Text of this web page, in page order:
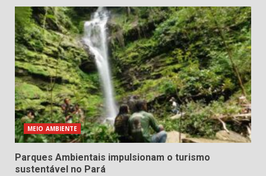
MEIO AMBIENTE
Parques Ambientais impulsionam o turismo
sustentável no Pará